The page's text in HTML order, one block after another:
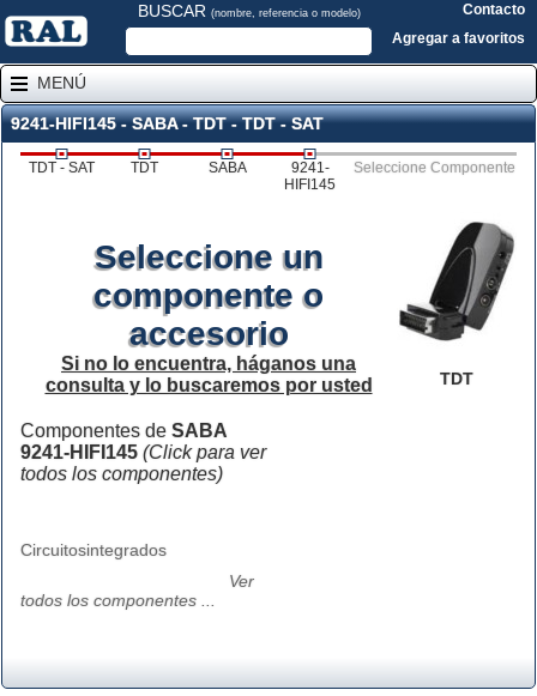
BUSCAR (nombre, referencia o modelo)
Contacto
Agregar a favoritos
MENÚ
9241-HIFI145 - SABA - TDT - TDT - SAT
TDT - SAT TDT SABA
9241-
HIFI145
Seleccione Componente
TDT
Seleccione un
componente o
accesorio
Si no lo encuentra, háganos una
consulta y lo buscaremos por usted
Componentes de SABA
9241-HIFI145 (Click para ver
todos los componentes)
Circuitosintegrados
Ver
todos los componentes ...